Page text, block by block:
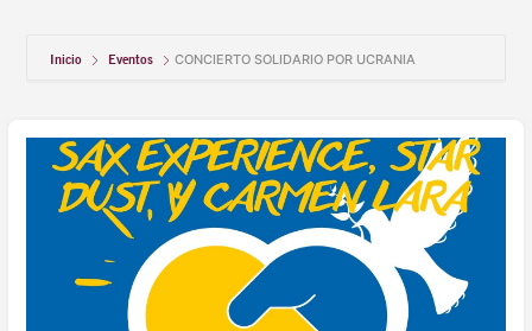
Inicio Eventos CONCIERTO SOLIDARIO POR UCRANIA